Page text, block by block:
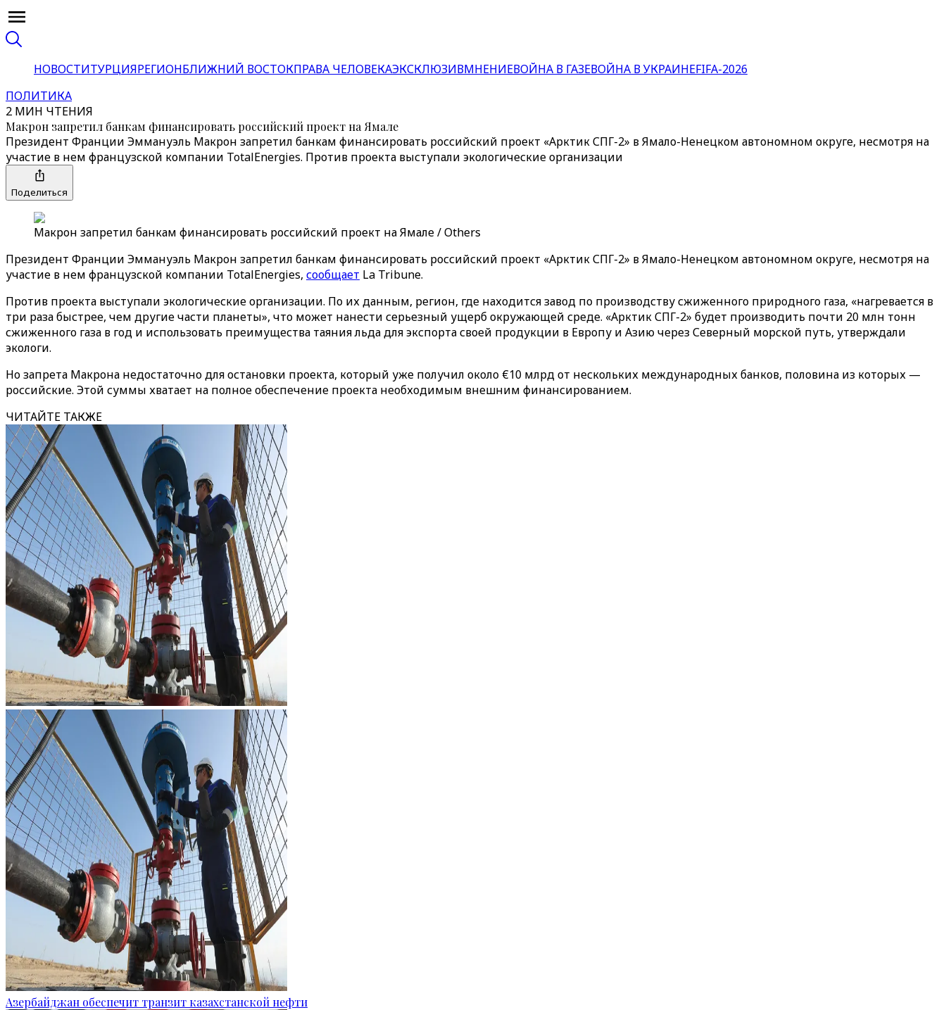
НОВОСТИТУРЦИЯРЕГИОНБЛИЖНИЙ ВОСТОКПРАВА ЧЕЛОВЕКАЭКСКЛЮЗИВМНЕНИЕВОЙНА В ГАЗЕВОЙНА В УКРАИНЕFIFA-2026
ПОЛИТИКА
2 МИН ЧТЕНИЯ
Макрон запретил банкам финансировать российский проект на Ямале
Президент Франции Эммануэль Макрон запретил банкам финансировать российский проект «Арктик СПГ-2» в Ямало-Ненецком автономном округе, несмотря на
участие в нем французской компании TotalEnergies. Против проекта выступали экологические организации
Поделиться
Макрон запретил банкам финансировать российский проект на Ямале / Others
Президент Франции Эммануэль Макрон запретил банкам финансировать российский проект «Арктик СПГ-2» в Ямало-Ненецком автономном округе, несмотря на
участие в нем французской компании TotalEnergies, сообщает La Tribune.
Против проекта выступали экологические организации. По их данным, регион, где находится завод по производству сжиженного природного газа, «нагревается в
три раза быстрее, чем другие части планеты», что может нанести серьезный ущерб окружающей среде. «Арктик СПГ-2» будет производить почти 20 млн тонн
сжиженного газа в год и использовать преимущества таяния льда для экспорта своей продукции в Европу и Азию через Северный морской путь, утверждали
экологи.
Но запрета Макрона недостаточно для остановки проекта, который уже получил около €10 млрд от нескольких международных банков, половина из которых —
российские. Этой суммы хватает на полное обеспечение проекта необходимым внешним финансированием.
ЧИТАЙТЕ ТАКЖЕ
Азербайджан обеспечит транзит казахстанской нефти